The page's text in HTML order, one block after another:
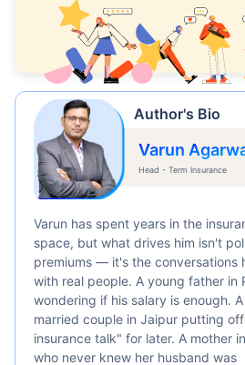
Author's Bio
Varun
Head - Term Insurance
Varun has spent years in the
space, but what drives him isn't
premiums — it's the conversations
with real people. A young father in
wondering if his salary is enough.
married couple in Jaipur putting
insurance talk" for later. A mother
who never knew her husband was